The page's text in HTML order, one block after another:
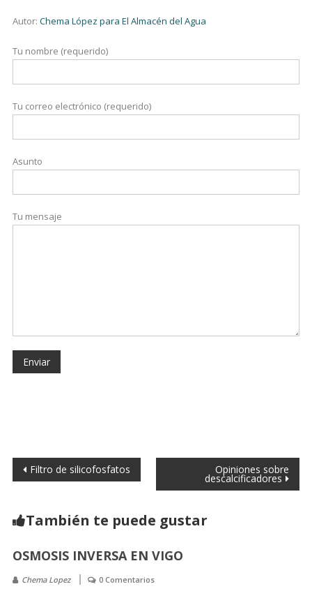
Autor: Chema López para El Almacén del Agua
Tu nombre (requerido)
Tu correo electrónico (requerido)
Asunto
Tu mensaje
Filtro de silicofosfatos Opiniones sobre
descalcificadores
También te puede gustar
OSMOSIS INVERSA EN VIGO
Chema Lopez 0 Comentarios